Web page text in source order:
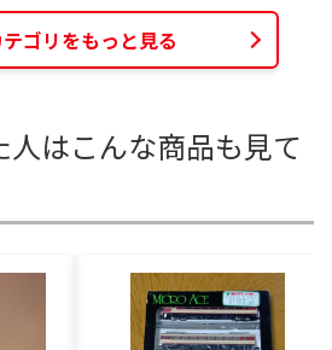
ゴリをもっと見る
人はこんな商品も見て